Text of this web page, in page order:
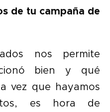
de tu campaña de
nos permite
bien y qué
vez que hayamos
es hora de